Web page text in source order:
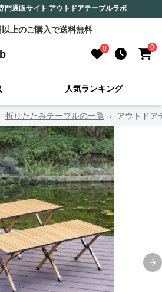
門通販サイト アウトドアテーブルラボ
上のご購入で送料無料
0 0
人気ランキング
折りたたみテーブルの一覧 › アウトドア